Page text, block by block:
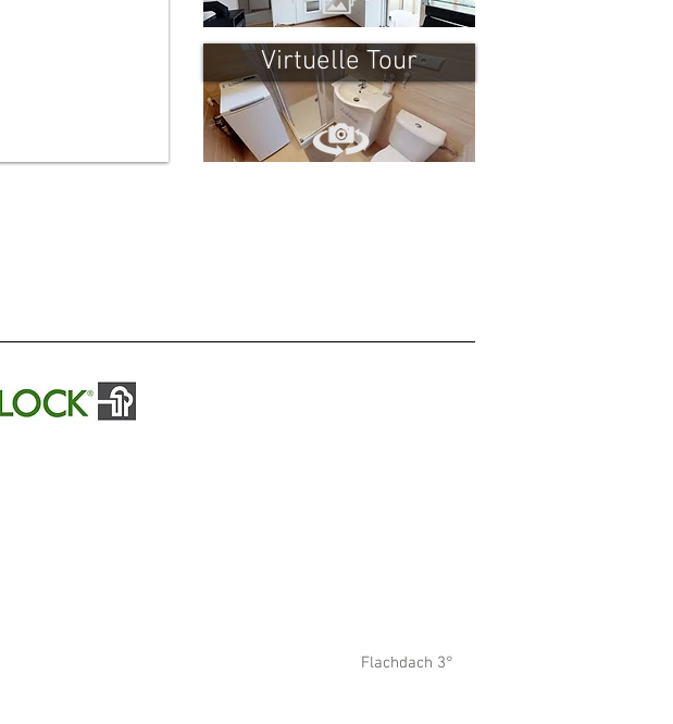
Virtuelle Tour
Flachdach 3°